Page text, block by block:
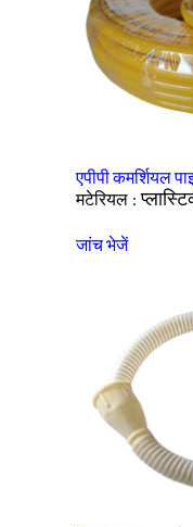
एपीपी कमर्शियल
मटेरियल :
जांच भेजें